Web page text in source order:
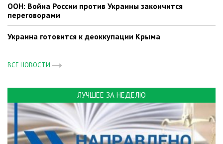
ООН: Война России против Украины закончится
переговорами
Украина готовится к деоккупации Крыма
ВСЕ НОВОСТИ
ЛУЧШЕЕ ЗА НЕДЕЛЮ